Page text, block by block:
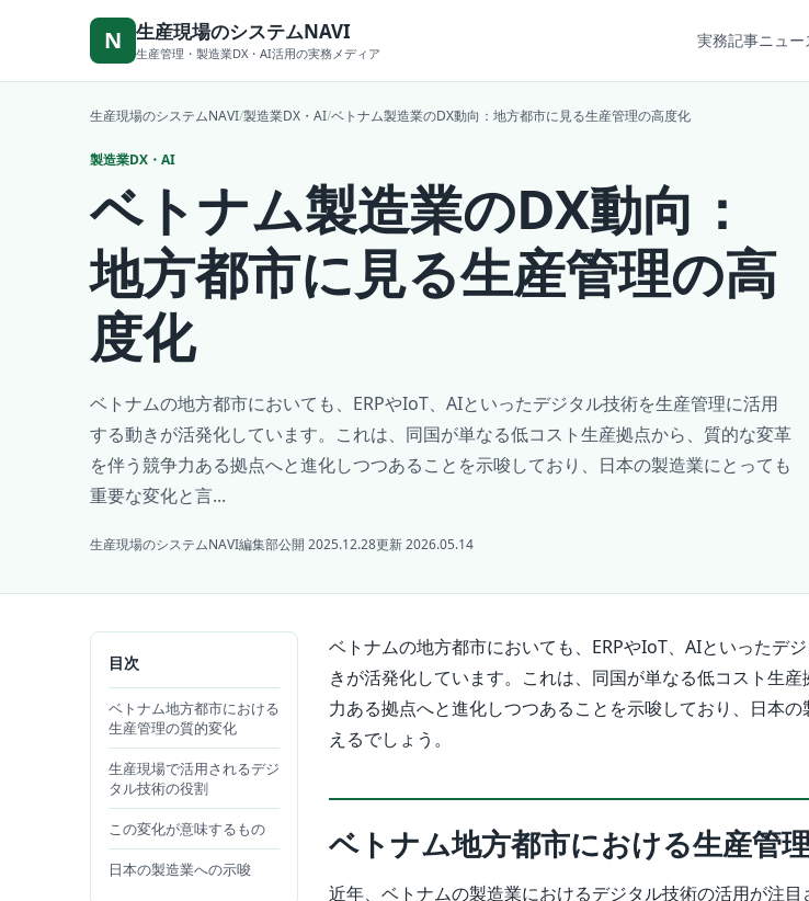
N 生産現場のシステムNAVI
生産管理・製造業DX・AI活用の実務メディア
実務記事ニュー
生産現場のシステムNAVI/製造業DX・AI/ベトナム製造業のDX動向：地方都市に見る生産管理の高度化
製造業DX・AI
ベトナム製造業のDX動向：
地方都市に見る生産管理の高
度化
ベトナムの地方都市においても、ERPやIoT、AIといったデジタル技術を生産管理に活用
する動きが活発化しています。これは、同国が単なる低コスト生産拠点から、質的な変革
を伴う競争力ある拠点へと進化しつつあることを示唆しており、日本の製造業にとっても
重要な変化と言...
生産現場のシステムNAVI編集部公開 2025.12.28更新 2026.05.14
目次
ベトナム地方都市における
生産管理の質的変化
生産現場で活用されるデジ
タル技術の役割
この変化が意味するもの
日本の製造業への示唆
ベトナムの地方都市においても、ERPやIoT、AIといったデ
きが活発化しています。これは、同国が単なる低コスト生
力ある拠点へと進化しつつあることを示唆しており、日本
えるでしょう。
ベトナム地方都市における生産管
近年、ベトナムの製造業におけるデジタル技術の活用が注